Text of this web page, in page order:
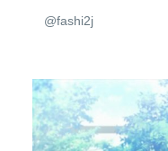
@fashi2j